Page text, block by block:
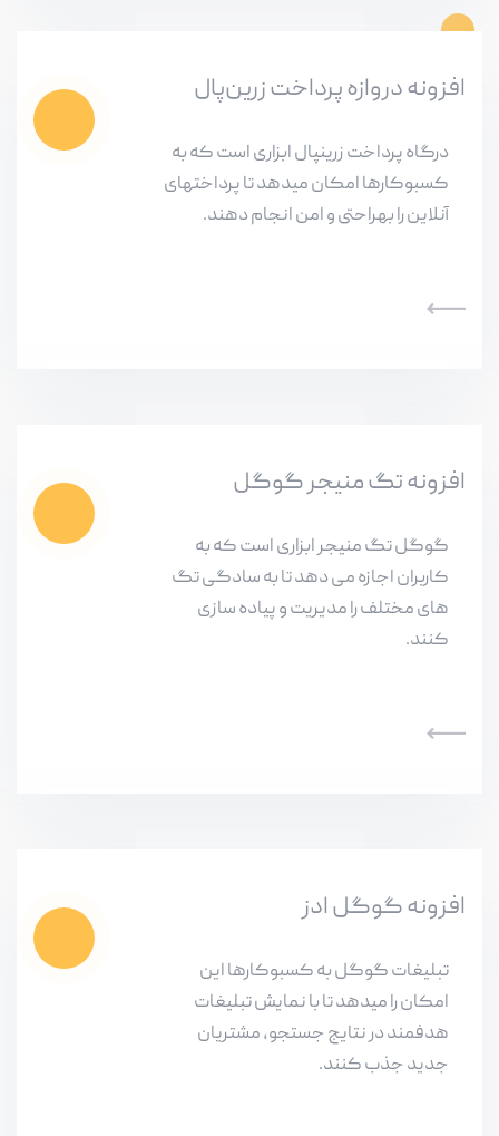
افزونه دروازه پرداخت زرین‌پال
درگاه پرداخت زرینپال ابزاری است که به
کسبوکارها امکان میدهد تا پرداختهای
آنلاین را بهراحتی و امن انجام دهند.
افزونه تگ منیجر گوگل
گوگل تگ منیجر ابزاری است که به
کاربران اجازه می دهد تا به سادگی تگ
های مختلف را مدیریت و پیاده سازی
کنند.
افزونه گوگل ادز
تبلیغات گوگل به کسبوکارها این
امکان را میدهد تا با نمایش تبلیغات
هدفمند در نتایج جستجو، مشتریان
جدید جذب کنند.